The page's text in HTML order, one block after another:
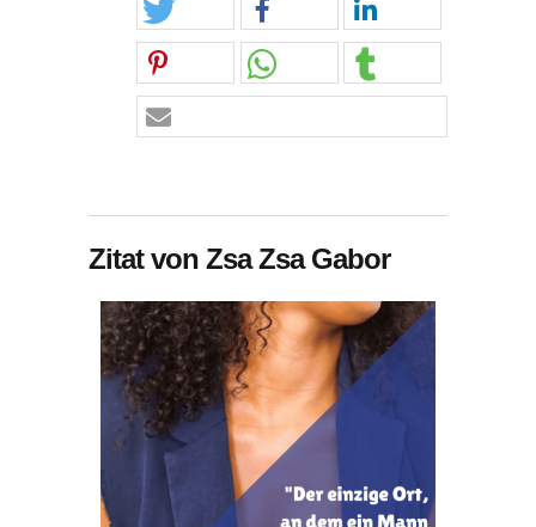
Zitat von Zsa Zsa Gabor